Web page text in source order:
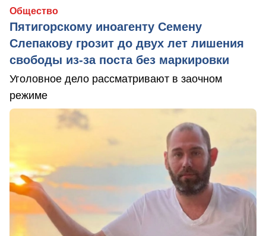
Общество
Пятигорскому иноагенту Семену
Слепакову грозит до двух лет лишения
свободы из-за поста без маркировки
Уголовное дело рассматривают в заочном
режиме